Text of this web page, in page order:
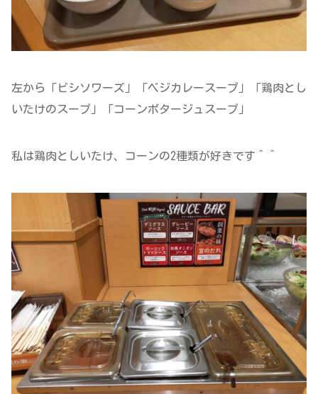
左から「ビシソワーズ」「ベジカレースープ」「鶏肉とし
いたけのスープ」「コーンポタージュスープ」
私は鶏肉としいたけ、コーンの2種類が好きです＾＾